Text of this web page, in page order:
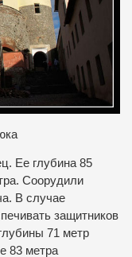
Ее глубина 85
Соорудили
В случае
защитников
71 метр
83 метра